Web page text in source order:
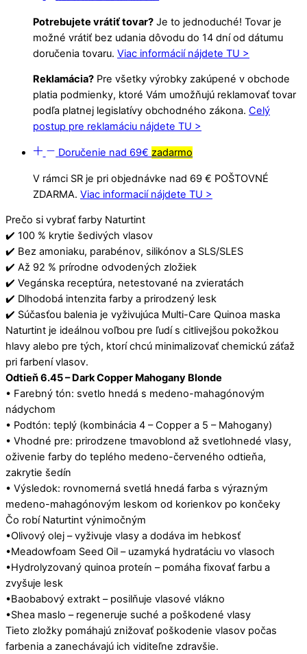
Potrebujete vrátiť tovar? Je to jednoduché! Tovar je
možné vrátiť bez udania dôvodu do 14 dní od dátumu
doručenia tovaru. Viac informácií nájdete TU >
Reklamácia? Pre všetky výrobky zakúpené v obchode
platia podmienky, ktoré Vám umožňujú reklamovať tovar
podľa platnej legislatívy obchodného zákona. Celý
postup pre reklamáciu nájdete TU >
Doručenie nad 69€zadarmo
V rámci SR je pri objednávke nad 69 € POŠTOVNÉ
ZDARMA. Viac informacií nájdete TU >
Prečo si vybrať farby Naturtint
✔️ 100 % krytie šedivých vlasov
✔️ Bez amoniaku, parabénov, silikónov a SLS/SLES
✔️ Až 92 % prírodne odvodených zložiek
✔️ Vegánska receptúra, netestované na zvieratách
✔️ Dlhodobá intenzita farby a prirodzený lesk
✔️ Súčasťou balenia je vyživujúca Multi-Care Quinoa maska
Naturtint je ideálnou voľbou pre ľudí s citlivejšou pokožkou
hlavy alebo pre tých, ktorí chcú minimalizovať chemickú záťaž
pri farbení vlasov.
Odtieň 6.45 – Dark Copper Mahogany Blonde
• Farebný tón: svetlo hnedá s medeno-mahagónovým
nádychom
• Podtón: teplý (kombinácia 4 – Copper a 5 – Mahogany)
• Vhodné pre: prirodzene tmavoblond až svetlohnedé vlasy,
oživenie farby do teplého medeno-červeného odtieňa,
zakrytie šedín
• Výsledok: rovnomerná svetlá hnedá farba s výrazným
medeno-mahagónovým leskom od korienkov po končeky
Čo robí Naturtint výnimočným
•Olivový olej – vyživuje vlasy a dodáva im hebkosť
•Meadowfoam Seed Oil – uzamyká hydratáciu vo vlasoch
•Hydrolyzovaný quinoa proteín – pomáha fixovať farbu a
zvyšuje lesk
•Baobabový extrakt – posilňuje vlasové vlákno
•Shea maslo – regeneruje suché a poškodené vlasy
Tieto zložky pomáhajú znižovať poškodenie vlasov počas
farbenia a zanechávajú ich viditeľne zdravšie.